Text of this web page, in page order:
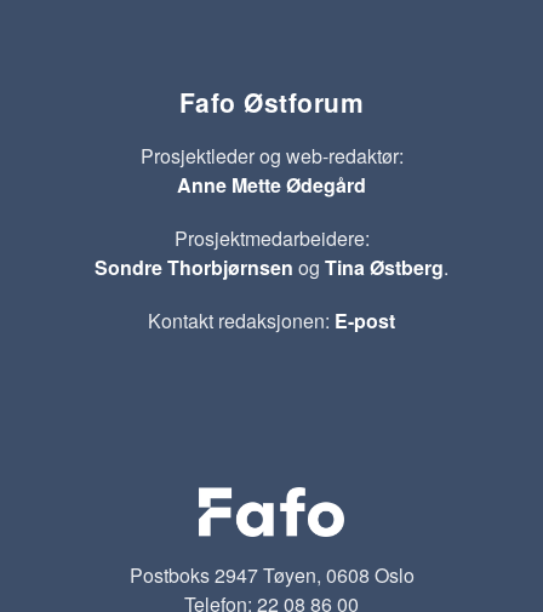
Fafo Østforum
Prosjektleder og web-redaktør:
Anne Mette Ødegård
Prosjektmedarbeidere:
Sondre Thorbjørnsen og Tina Østberg.
Kontakt redaksjonen: E-post
Postboks 2947 Tøyen, 0608 Oslo
Telefon: 22 08 86 00